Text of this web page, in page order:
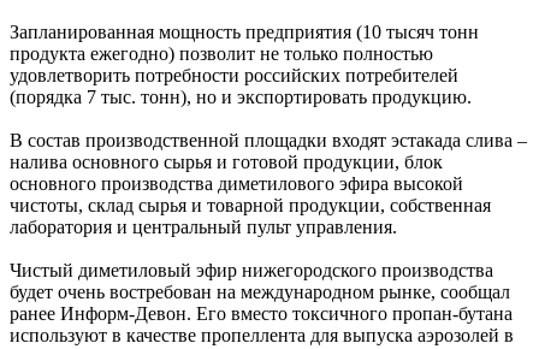
Запланированная мощность предприятия (10 тысяч тонн
продукта ежегодно) позволит не только полностью
удовлетворить потребности российских потребителей
(порядка 7 тыс. тонн), но и экспортировать продукцию.
В состав производственной площадки входят эстакада слива –
налива основного сырья и готовой продукции, блок
основного производства диметилового эфира высокой
чистоты, склад сырья и товарной продукции, собственная
лаборатория и центральный пульт управления.
Чистый диметиловый эфир нижегородского производства
будет очень востребован на международном рынке, сообщал
ранее Информ-Девон. Его вместо токсичного пропан-бутана
используют в качестве пропеллента для выпуска аэрозолей в